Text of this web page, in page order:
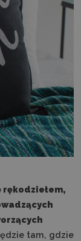
rękodziełem,
tam, gdzie